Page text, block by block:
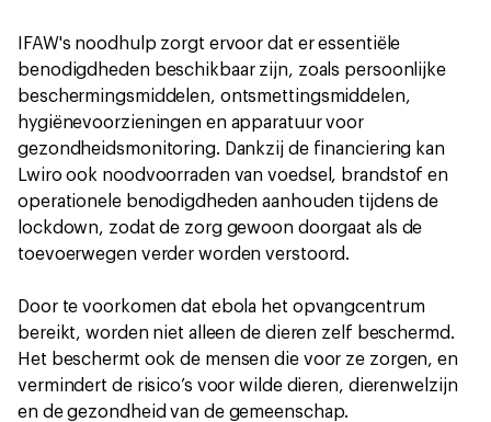
IFAW's noodhulp zorgt ervoor dat er essentiële
benodigdheden beschikbaar zijn, zoals persoonlijke
beschermingsmiddelen, ontsmettingsmiddelen,
hygiënevoorzieningen en apparatuur voor
gezondheidsmonitoring. Dankzij de financiering kan
Lwiro ook noodvoorraden van voedsel, brandstof en
operationele benodigdheden aanhouden tijdens de
lockdown, zodat de zorg gewoon doorgaat als de
toevoerwegen verder worden verstoord.
Door te voorkomen dat ebola het opvangcentrum
bereikt, worden niet alleen de dieren zelf beschermd.
Het beschermt ook de mensen die voor ze zorgen, en
vermindert de risico’s voor wilde dieren, dierenwelzijn
en de gezondheid van de gemeenschap.